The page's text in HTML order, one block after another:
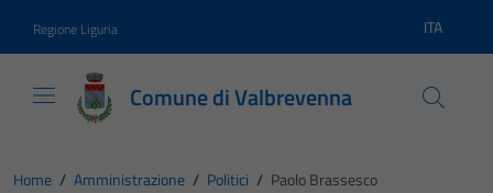
Regione Liguria Lingua
ITA
Comune di Valbrevenna
Home / Amministrazione / Politici / Paolo Brassesco